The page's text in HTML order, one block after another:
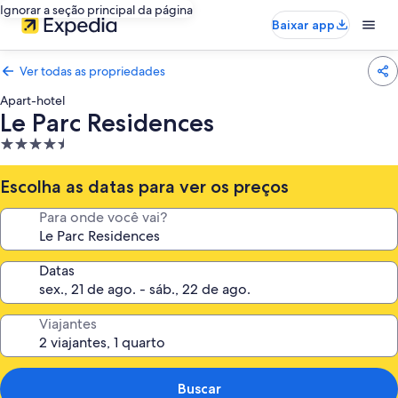
Ignorar a seção principal da página
Baixar app
Ver todas as propriedades
Apart-hotel
Le Parc Residences
Propriedade
4.5
estrelas
Escolha as datas para ver os preços
Para onde você vai?
Datas
Viajantes
Buscar